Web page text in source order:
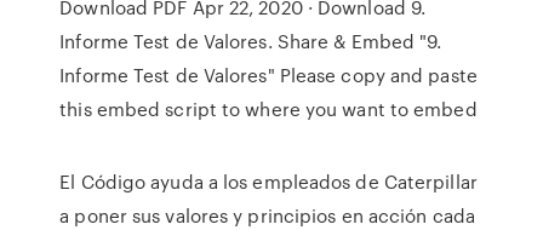
Download PDF Apr 22, 2020 · Download 9.
Informe Test de Valores. Share & Embed "9.
Informe Test de Valores" Please copy and paste
this embed script to where you want to embed
El Código ayuda a los empleados de Caterpillar
a poner sus valores y principios en acción cada